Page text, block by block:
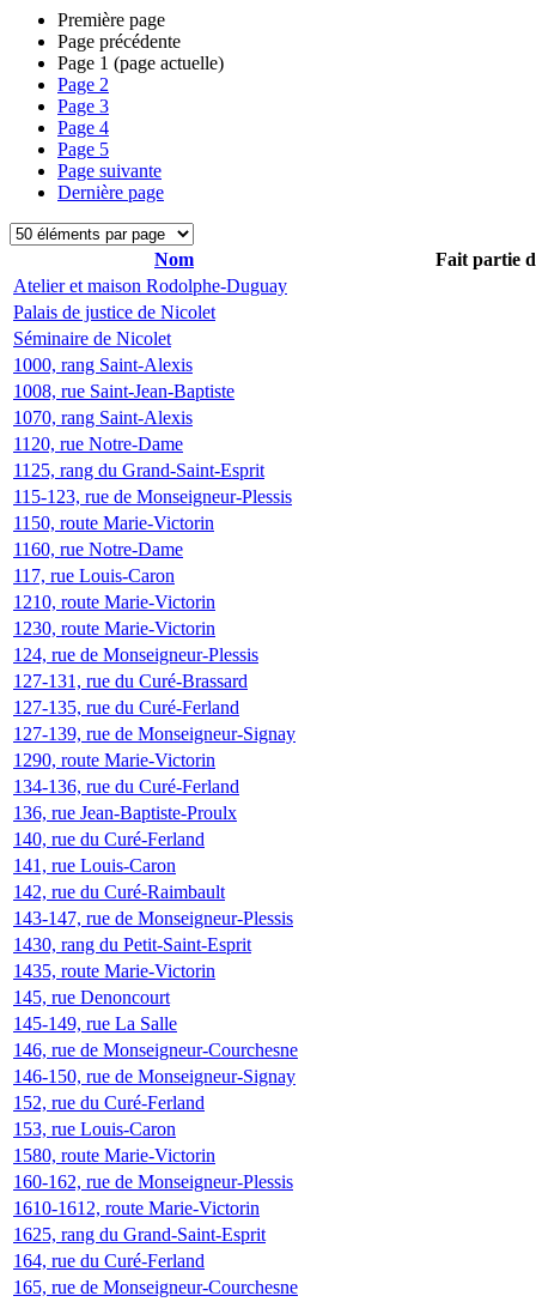
Première page
Page précédente
Page 1 (page actuelle)
Page 2
Page 3
Page 4
Page 5
Page suivante
Dernière page
Nom
Fait partie
Atelier et maison Rodolphe-Duguay
Palais de justice de Nicolet
Séminaire de Nicolet
1000, rang Saint-Alexis
1008, rue Saint-Jean-Baptiste
1070, rang Saint-Alexis
1120, rue Notre-Dame
1125, rang du Grand-Saint-Esprit
115-123, rue de Monseigneur-Plessis
1150, route Marie-Victorin
1160, rue Notre-Dame
117, rue Louis-Caron
1210, route Marie-Victorin
1230, route Marie-Victorin
124, rue de Monseigneur-Plessis
127-131, rue du Curé-Brassard
127-135, rue du Curé-Ferland
127-139, rue de Monseigneur-Signay
1290, route Marie-Victorin
134-136, rue du Curé-Ferland
136, rue Jean-Baptiste-Proulx
140, rue du Curé-Ferland
141, rue Louis-Caron
142, rue du Curé-Raimbault
143-147, rue de Monseigneur-Plessis
1430, rang du Petit-Saint-Esprit
1435, route Marie-Victorin
145, rue Denoncourt
145-149, rue La Salle
146, rue de Monseigneur-Courchesne
146-150, rue de Monseigneur-Signay
152, rue du Curé-Ferland
153, rue Louis-Caron
1580, route Marie-Victorin
160-162, rue de Monseigneur-Plessis
1610-1612, route Marie-Victorin
1625, rang du Grand-Saint-Esprit
164, rue du Curé-Ferland
165, rue de Monseigneur-Courchesne